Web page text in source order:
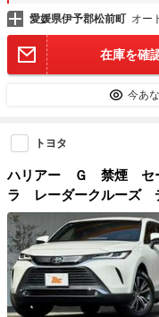
愛媛県伊予郡松前町 オー
在庫を確
今あ
トヨタ
ハリアー Ｇ 禁煙 セ
ラ レーダークルーズ
ーシート ＢＴ ＬＤＡ
ト ＬＥＤ Ａライト